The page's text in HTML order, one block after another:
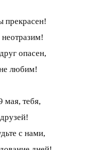
прекрасен!
опасен,
любим!
мая, тебя,
с нами,